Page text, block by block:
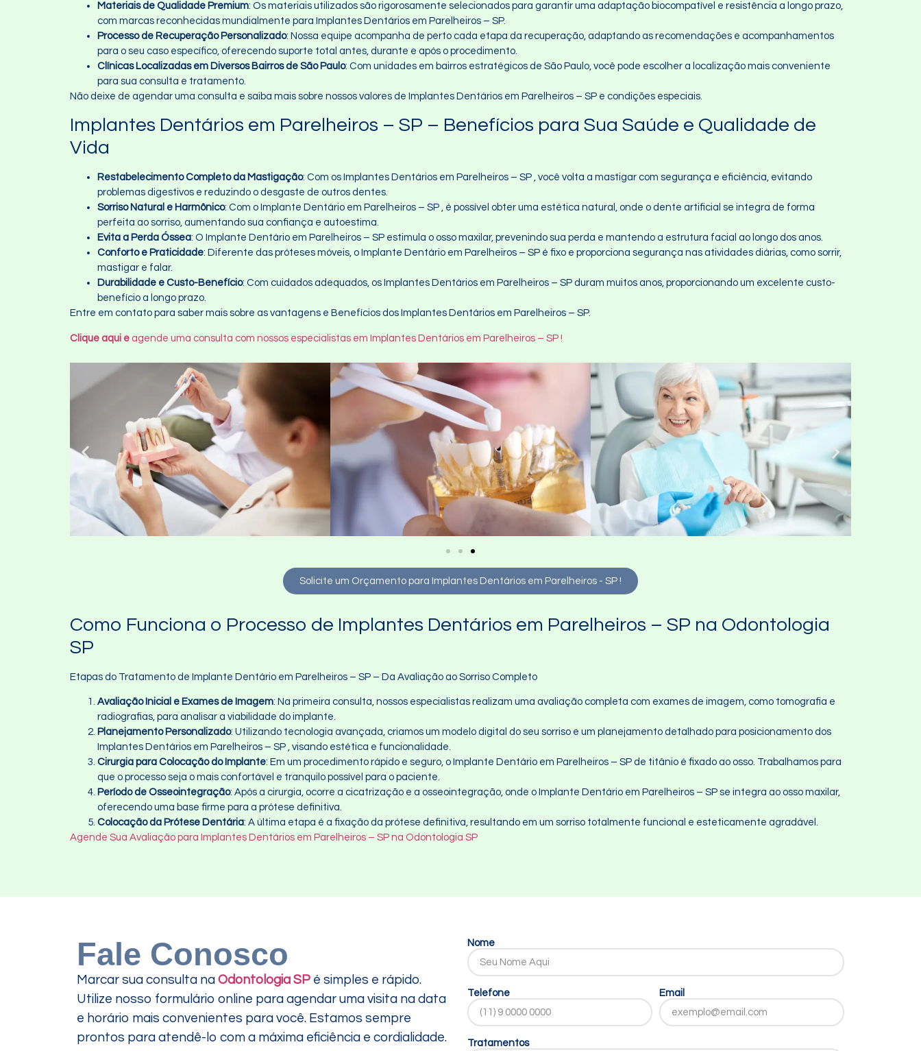
Materiais de Qualidade Premium: Os materiais utilizados são rigorosamente selecionados para garantir uma adaptação biocompatível e resistência a longo prazo,
com marcas reconhecidas mundialmente para Implantes Dentários em Parelheiros – SP.
Processo de Recuperação Personalizado: Nossa equipe acompanha de perto cada etapa da recuperação, adaptando as recomendações e acompanhamentos
para o seu caso específico, oferecendo suporte total antes, durante e após o procedimento.
Clínicas Localizadas em Diversos Bairros de São Paulo: Com unidades em bairros estratégicos de São Paulo, você pode escolher a localização mais conveniente
para sua consulta e tratamento.
Não deixe de agendar uma consulta e saiba mais sobre nossos valores de Implantes Dentários em Parelheiros – SP e condições especiais.
Implantes Dentários em Parelheiros – SP – Benefícios para Sua Saúde e Qualidade de
Vida
Restabelecimento Completo da Mastigação: Com os Implantes Dentários em Parelheiros – SP , você volta a mastigar com segurança e eficiência, evitando
problemas digestivos e reduzindo o desgaste de outros dentes.
Sorriso Natural e Harmônico: Com o Implante Dentário em Parelheiros – SP , é possível obter uma estética natural, onde o dente artificial se integra de forma
perfeita ao sorriso, aumentando sua confiança e autoestima.
Evita a Perda Óssea: O Implante Dentário em Parelheiros – SP estimula o osso maxilar, prevenindo sua perda e mantendo a estrutura facial ao longo dos anos.
Conforto e Praticidade: Diferente das próteses móveis, o Implante Dentário em Parelheiros – SP é fixo e proporciona segurança nas atividades diárias, como sorrir,
mastigar e falar.
Durabilidade e Custo-Benefício: Com cuidados adequados, os Implantes Dentários em Parelheiros – SP duram muitos anos, proporcionando um excelente custo-
benefício a longo prazo.
Entre em contato para saber mais sobre as vantagens e Benefícios dos Implantes Dentários em Parelheiros – SP.
Clique aqui e agende uma consulta com nossos especialistas em Implantes Dentários em Parelheiros – SP !
Solicite um Orçamento para Implantes Dentários em Parelheiros - SP !
Como Funciona o Processo de Implantes Dentários em Parelheiros – SP na Odontologia
SP
Etapas do Tratamento de Implante Dentário em Parelheiros – SP – Da Avaliação ao Sorriso Completo
Avaliação Inicial e Exames de Imagem: Na primeira consulta, nossos especialistas realizam uma avaliação completa com exames de imagem, como tomografia e
radiografias, para analisar a viabilidade do implante.
Planejamento Personalizado: Utilizando tecnologia avançada, criamos um modelo digital do seu sorriso e um planejamento detalhado para posicionamento dos
Implantes Dentários em Parelheiros – SP , visando estética e funcionalidade.
Cirurgia para Colocação do Implante: Em um procedimento rápido e seguro, o Implante Dentário em Parelheiros – SP de titânio é fixado ao osso. Trabalhamos para
que o processo seja o mais confortável e tranquilo possível para o paciente.
Período de Osseointegração: Após a cirurgia, ocorre a cicatrização e a osseointegração, onde o Implante Dentário em Parelheiros – SP se integra ao osso maxilar,
oferecendo uma base firme para a prótese definitiva.
Colocação da Prótese Dentária: A última etapa é a fixação da prótese definitiva, resultando em um sorriso totalmente funcional e esteticamente agradável.
Agende Sua Avaliação para Implantes Dentários em Parelheiros – SP na Odontologia SP
Fale Conosco
Marcar sua consulta na Odontologia SP é simples e rápido.
Utilize nosso formulário online para agendar uma visita na data
e horário mais convenientes para você. Estamos sempre
prontos para atendê-lo com a máxima eficiência e cordialidade.
Nome
Telefone Email
Tratamentos